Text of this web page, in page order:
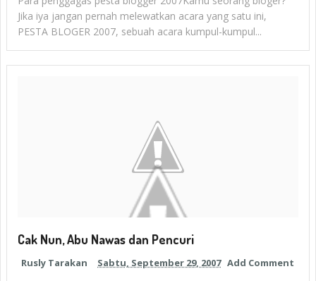
Jika iya jangan pernah melewatkan acara yang satu ini,
PESTA BLOGER 2007, sebuah acara kumpul-kumpul...
Cak Nun, Abu Nawas dan Pencuri
Rusly Tarakan Sabtu, September 29, 2007 Add Comment